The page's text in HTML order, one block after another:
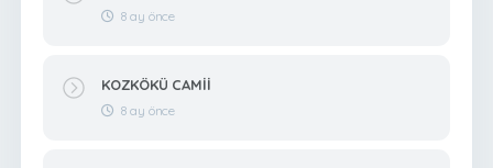
8 ay önce
KOZKÖKÜ CAMİİ
8 ay önce